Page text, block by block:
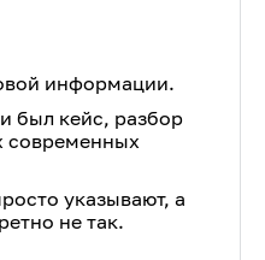
информации.
был кейс, разбор
современных
указывают, а
не так.